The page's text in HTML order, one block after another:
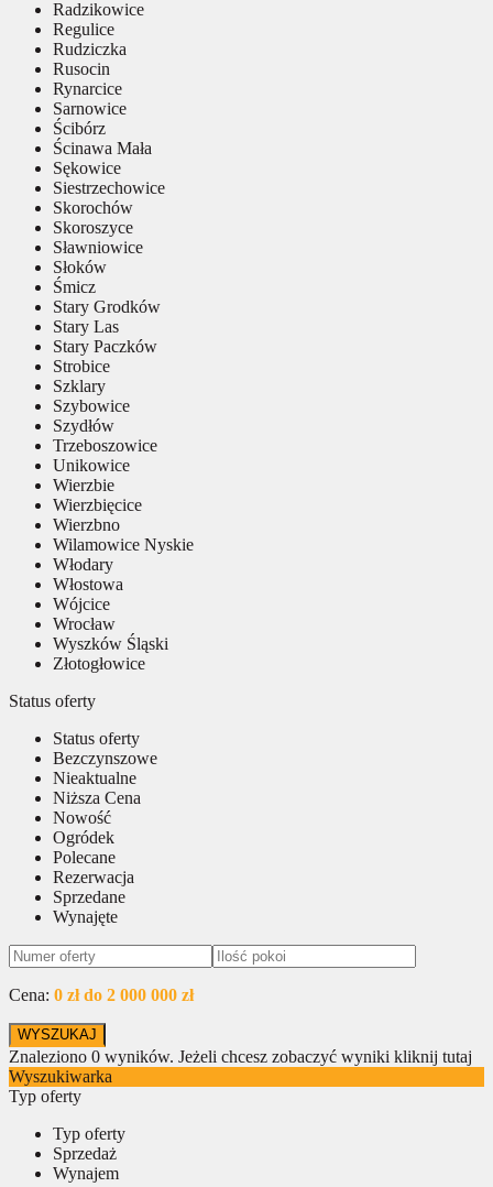
Radzikowice
Regulice
Rudziczka
Rusocin
Rynarcice
Sarnowice
Ścibórz
Ścinawa Mała
Sękowice
Siestrzechowice
Skorochów
Skoroszyce
Sławniowice
Słoków
Śmicz
Stary Grodków
Stary Las
Stary Paczków
Strobice
Szklary
Szybowice
Szydłów
Trzeboszowice
Unikowice
Wierzbie
Wierzbięcice
Wierzbno
Wilamowice Nyskie
Włodary
Włostowa
Wójcice
Wrocław
Wyszków Śląski
Złotogłowice
Status oferty
Status oferty
Bezczynszowe
Nieaktualne
Niższa Cena
Nowość
Ogródek
Polecane
Rezerwacja
Sprzedane
Wynajęte
Cena: 0 zł do 2 000 000 zł
Znaleziono 0 wyników. Jeżeli chcesz zobaczyć wyniki kliknij tutaj
Wyszukiwarka
Typ oferty
Typ oferty
Sprzedaż
Wynajem